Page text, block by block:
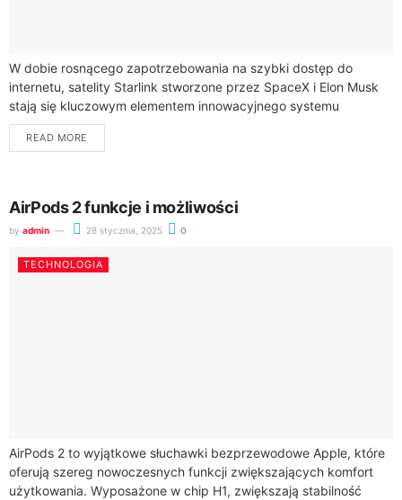
W dobie rosnącego zapotrzebowania na szybki dostęp do
internetu, satelity Starlink stworzone przez SpaceX i Elon Musk
stają się kluczowym elementem innowacyjnego systemu
satelitarnego. Dzięki rozmieszczeniu tysięcy małych satelitów
na...READ MORE
AirPods 2 funkcje i możliwości
by admin 28 stycznia, 2025 0
TECHNOLOGIA
AirPods 2 to wyjątkowe słuchawki bezprzewodowe Apple, które
oferują szereg nowoczesnych funkcji zwiększających komfort
użytkowania. Wyposażone w chip H1, zwiększają stabilność